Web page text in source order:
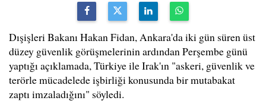
Dışişleri Bakanı Hakan Fidan, Ankara'da iki gün süren üst
düzey güvenlik görüşmelerinin ardından Perşembe günü
yaptığı açıklamada, Türkiye ile Irak'ın "askeri, güvenlik ve
terörle mücadelede işbirliği konusunda bir mutabakat
zaptı imzaladığını" söyledi.